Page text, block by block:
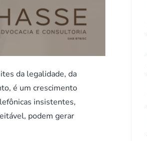
da legalidade, da
é um crescimento
insistentes,
podem gerar